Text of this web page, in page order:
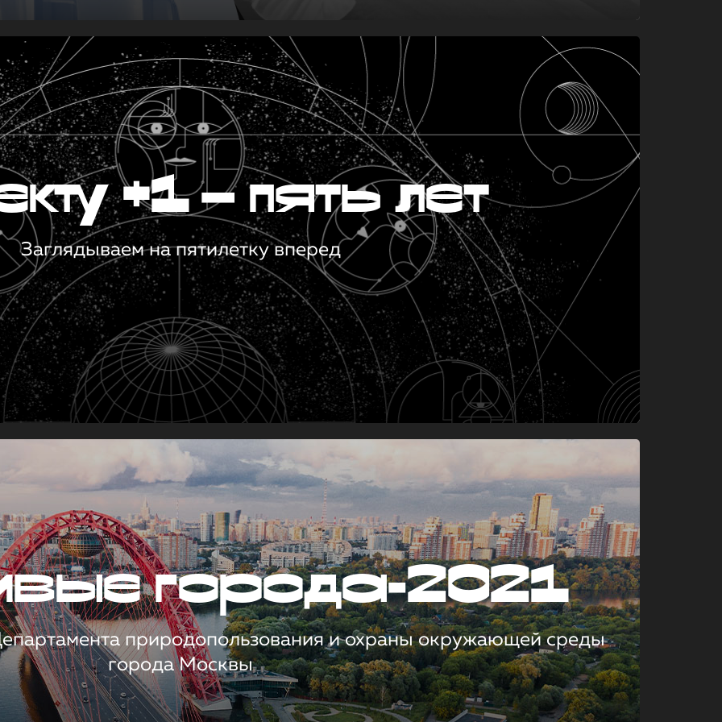
+1 — пять лет
Заглядываем на пятилетку вперед
города-2021
природопользования и охраны окружающей среды
города Москвы